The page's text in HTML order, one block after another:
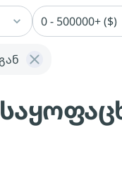
0 - 500000+ ($)